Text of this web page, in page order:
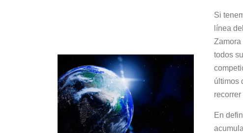
Si
línea
Zamora
todos
últimos
En